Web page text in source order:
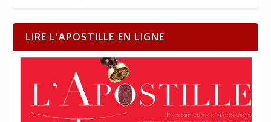
LIRE L'APOSTILLE EN LIGNE